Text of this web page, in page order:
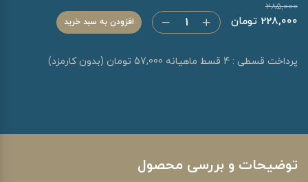
228,000 تومان
285,000
افزودن به سبد خرید
پرداخت قسطی : 4 قسط ماهیانه 57,000 تومان (بدون کارمزد)
توضیحات و بررسی محصول